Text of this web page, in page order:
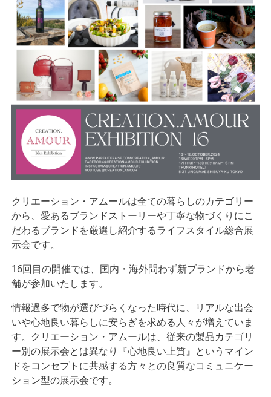
クリエーション・アムールは全ての暮らしのカテゴリー
から、愛あるブランドストーリーや丁寧な物づく りにこ
だわるブランドを厳選し紹介するライフスタイル総合展
示会です。
16回目の開催では、国内・海外問わず新ブランドから老
舗が参加いたします。
情報過多で物が選びづらくなった時代に、リアルな出会
いや心地良い暮らしに安らぎを求める人々が増えていま
す。クリエーション・アムールは、従来の製品カテゴリ
ー別の展示会とは異なり『心地良い上質』というマイン
ドをコンセプトに共感する方々との良質なコミュニケー
ション型の展示会です。